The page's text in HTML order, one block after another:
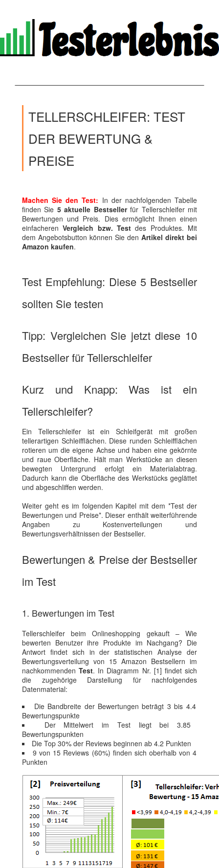
TELLERSCHLEIFER: TEST
DER BEWERTUNG &
PREISE
Machen Sie den Test: In der nachfolgenden Tabelle
finden Sie 5 aktuelle Bestsellerfür Tellerschleifer mit
Bewertungen und Preis. Dies ermöglicht Ihnen einen
einfacherenVergleich bzw. Test des Produktes. Mit
dem Angebotsbutton können Sie den Artikel direkt bei
Amazon kaufen.
Test Empfehlung: Diese 5 Bestseller
sollten Sie testen
Tipp: Vergleichen Sie jetzt diese 10
Bestseller für Tellerschleifer
Kurz und Knapp: Was ist ein
Tellerschleifer?
Ein Tellerschleifer ist ein Schleifgerät mit großen
tellerartigen Schleifflächen. Diese runden Schleifflächen
rotieren um die eigene Achse und haben eine gekörnte
und raue Oberfläche. Hält man Werkstücke an diesen
bewegten Untergrund erfolgt ein Materialabtrag.
Dadurch kann die Oberfläche des Werkstücks geglättet
und abgeschliffen werden.
Weiter geht es im folgenden Kapitel mit dem *Test der
Bewertungen und Preise*. Dieser enthält weiterführende
Angaben zu Kostenverteilungen und
Bewertungsverhältnissen der Bestseller.
Bewertungen & Preise der Bestseller
im Test
1. Bewertungen im Test
Tellerschleifer beim Onlineshopping gekauft – Wie
bewerten Benutzer ihre Produkte im Nachgang? Die
Antwort findet sich in der statistischen Analyse der
Bewertungsverteilung von 15 Amazon Bestsellern im
nachkommendenTest. In Diagramm Nr. [1] findet sich
die zugehörige Darstellung für nachfolgendes
Datenmaterial:
Die Bandbreite der Bewertungen beträgt 3 bis 4.4
Bewertungspunkte
Der Mittelwert im Test liegt bei 3.85
Bewertungspunkten
Die Top 30% der Reviews beginnen ab 4.2 Punkten
9 von 15 Reviews (60%) finden sich oberhalb von 4
Punkten